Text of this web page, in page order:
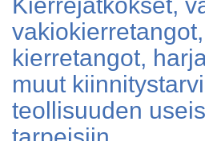
Kierrejatkokset,
kierretangot,
muut
teollisuuden